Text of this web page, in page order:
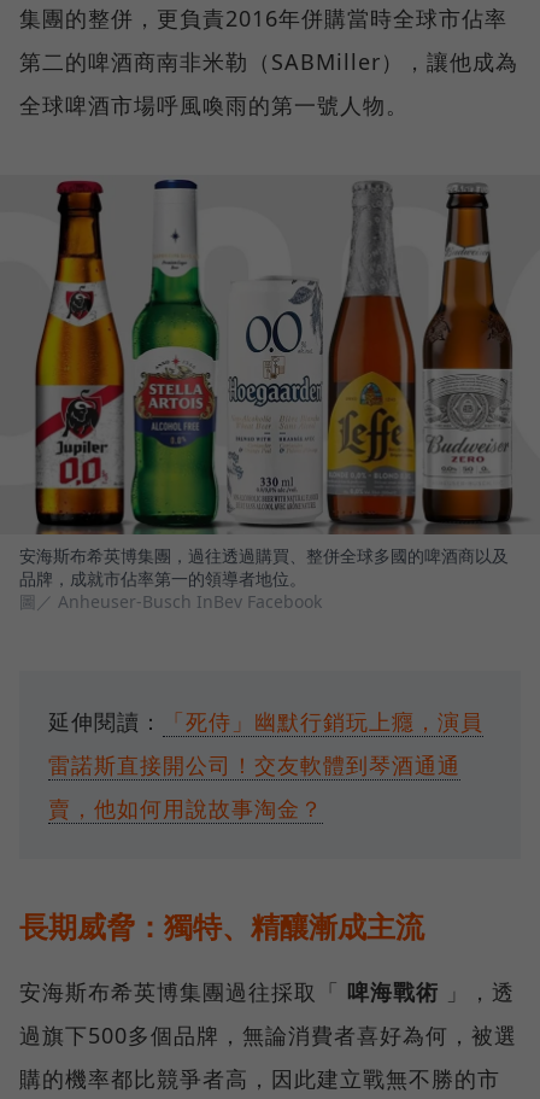
集團的整併，更負責2016年併購當時全球市佔率
第二的啤酒商南非米勒（SABMiller），讓他成為
全球啤酒市場呼風喚雨的第一號人物。
安海斯布希英博集團，過往透過購買、整併全球多國的啤酒商以及
品牌，成就市佔率第一的領導者地位。
圖／ Anheuser-Busch InBev Facebook
延伸閱讀：
「死侍」幽默行銷玩上癮，演員
雷諾斯直接開公司！交友軟體到琴酒通通
賣，他如何用說故事淘金？
長期威脅：獨特、精釀漸成主流
安海斯布希英博集團過往採取「 啤海戰術 」，透
過旗下500多個品牌，無論消費者喜好為何，被選
購的機率都比競爭者高，因此建立戰無不勝的市